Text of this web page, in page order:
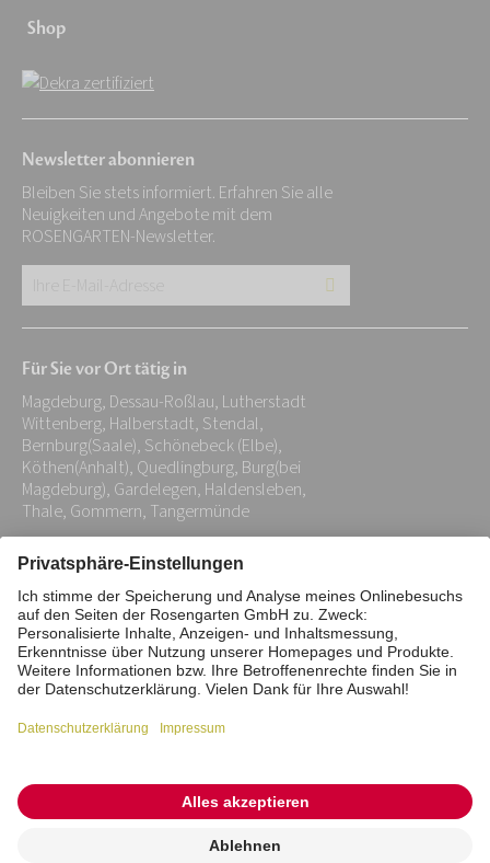
Shop
Newsletter abonnieren
Bleiben Sie stets informiert. Erfahren Sie alle
Neuigkeiten und Angebote mit dem
ROSENGARTEN-Newsletter.
Adresse:
*
Für Sie vor Ort tätig in
Magdeburg, Dessau-Roßlau, Lutherstadt
Wittenberg, Halberstadt, Stendal,
Bernburg(Saale), Schönebeck (Elbe),
Köthen(Anhalt), Quedlingburg, Burg(bei
Magdeburg), Gardelegen, Haldensleben,
Thale, Gommern, Tangermünde
Impressum Datenschutz
Stiftung
Interne Meldestelle
Zahlungsmittel
Barrierefreiheitserklärung
Vertrag widerrufen
© 2026 ROSENGARTEN-Tierbestattung